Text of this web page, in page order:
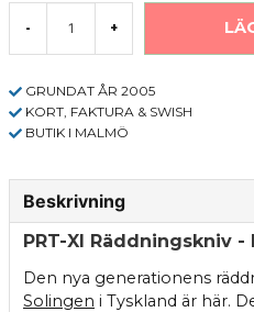
- +
GRUNDAT ÅR 2005
KORT, FAKTURA & SWISH
BUTIK I MALMÖ
Beskrivning
PRT-XI Räddningskniv
Den nya generationens
Solingen i Tyskland är här.